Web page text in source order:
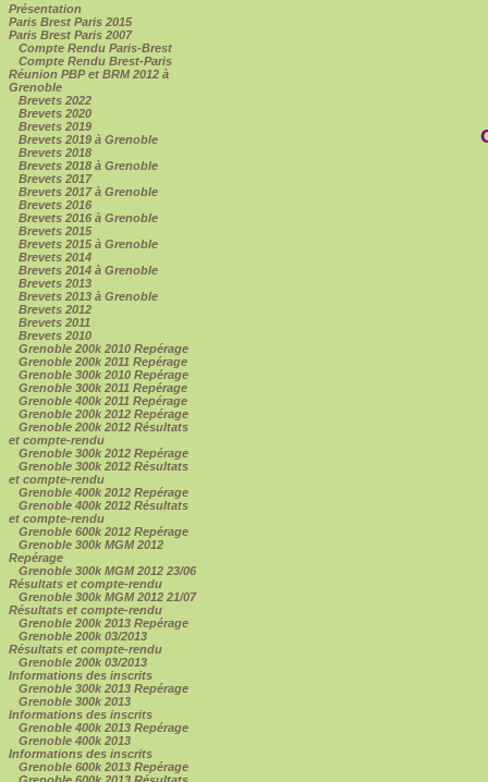
Présentation
Paris Brest Paris 2015
Paris Brest Paris 2007
Compte Rendu Paris-Brest
Compte Rendu Brest-Paris
Réunion PBP et BRM 2012 à
Grenoble
Brevets 2022
Brevets 2020
Brevets 2019
Brevets 2019 à Grenoble
Brevets 2018
Brevets 2018 à Grenoble
Brevets 2017
Brevets 2017 à Grenoble
Brevets 2016
Brevets 2016 à Grenoble
Brevets 2015
Brevets 2015 à Grenoble
Brevets 2014
Brevets 2014 à Grenoble
Brevets 2013
Brevets 2013 à Grenoble
Brevets 2012
Brevets 2011
Brevets 2010
Grenoble 200k 2010 Repérage
Grenoble 200k 2011 Repérage
Grenoble 300k 2010 Repérage
Grenoble 300k 2011 Repérage
Grenoble 400k 2011 Repérage
Grenoble 200k 2012 Repérage
Grenoble 200k 2012 Résultats
et compte-rendu
Grenoble 300k 2012 Repérage
Grenoble 300k 2012 Résultats
et compte-rendu
Grenoble 400k 2012 Repérage
Grenoble 400k 2012 Résultats
et compte-rendu
Grenoble 600k 2012 Repérage
Grenoble 300k MGM 2012
Repérage
Grenoble 300k MGM 2012 23/06
Résultats et compte-rendu
Grenoble 300k MGM 2012 21/07
Résultats et compte-rendu
Grenoble 200k 2013 Repérage
Grenoble 200k 03/2013
Résultats et compte-rendu
Grenoble 200k 03/2013
Informations des inscrits
Grenoble 300k 2013 Repérage
Grenoble 300k 2013
Informations des inscrits
Grenoble 400k 2013 Repérage
Grenoble 400k 2013
Informations des inscrits
Grenoble 600k 2013 Repérage